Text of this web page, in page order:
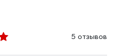
5 отзывов